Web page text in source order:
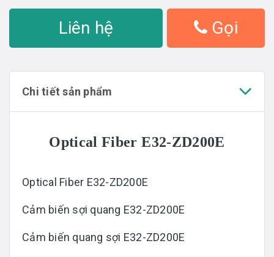
Liên hệ Gọi
Chi tiết sản phẩm
Optical Fiber E32-ZD200E
Optical Fiber E32-ZD200E
Cảm biến sợi quang E32-ZD200E
Cảm biến quang sợi E32-ZD200E